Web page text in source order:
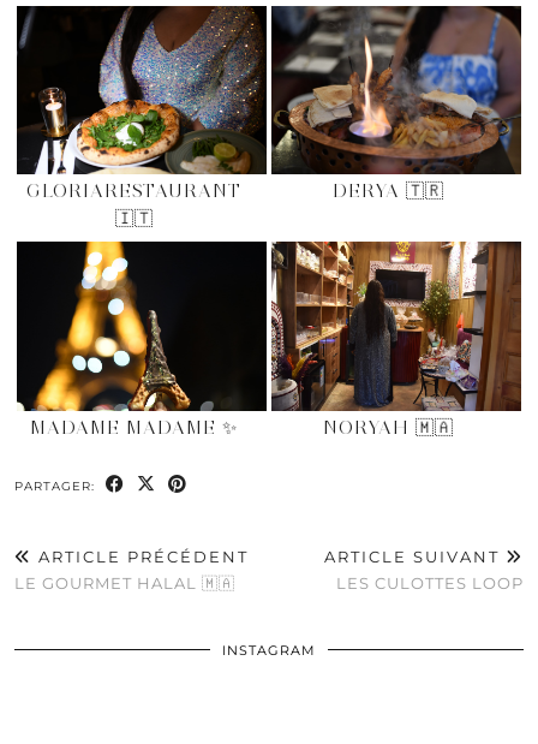
GLORIARESTAURANT
🇮🇹
DERYA 🇹🇷
MADAME MADAME ✨ NORYAH 🇲🇦
PARTAGER:
ARTICLE PRÉCÉDENT
LE GOURMET HALAL 🇲🇦
ARTICLE SUIVANT
LES CULOTTES LOOP
INSTAGRAM